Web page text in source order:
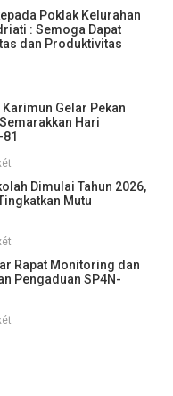
Poklak Kelurahan
: Semoga Dapat
dan Produktivitas
Gelar Pekan
Hari
Dimulai Tahun 2026,
Mutu
Rapat Monitoring dan
Pengaduan SP4N-